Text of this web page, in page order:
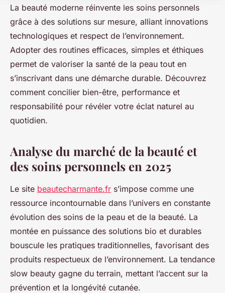
La beauté moderne réinvente les soins personnels
grâce à des solutions sur mesure, alliant innovations
technologiques et respect de l’environnement.
Adopter des routines efficaces, simples et éthiques
permet de valoriser la santé de la peau tout en
s’inscrivant dans une démarche durable. Découvrez
comment concilier bien-être, performance et
responsabilité pour révéler votre éclat naturel au
quotidien.
Analyse du marché de la beauté et
des soins personnels en 2025
Le site beautecharmante.fr s’impose comme une
ressource incontournable dans l’univers en constante
évolution des soins de la peau et de la beauté. La
montée en puissance des solutions bio et durables
bouscule les pratiques traditionnelles, favorisant des
produits respectueux de l’environnement. La tendance
slow beauty gagne du terrain, mettant l’accent sur la
prévention et la longévité cutanée.